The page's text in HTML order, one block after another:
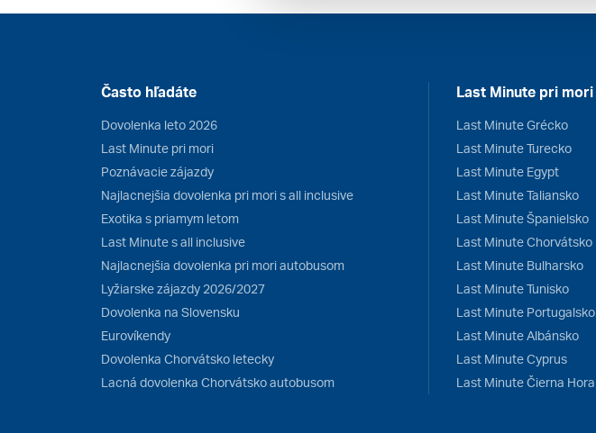
Často hľadáte
Dovolenka leto 2026
Last Minute pri mori
Poznávacie zájazdy
Najlacnejšia dovolenka pri mori s all inclusive
Exotika s priamym letom
Last Minute s all inclusive
Najlacnejšia dovolenka pri mori autobusom
Lyžiarske zájazdy 2026/2027
Dovolenka na Slovensku
Eurovíkendy
Dovolenka Chorvátsko letecky
Lacná dovolenka Chorvátsko autobusom
Last Minute pri mori
Last Minute Grécko
Last Minute Turecko
Last Minute Egypt
Last Minute Taliansko
Last Minute Španielsko
Last Minute Chorvátsko
Last Minute Bulharsko
Last Minute Tunisko
Last Minute Portugalsko
Last Minute Albánsko
Last Minute Cyprus
Last Minute Čierna Hora